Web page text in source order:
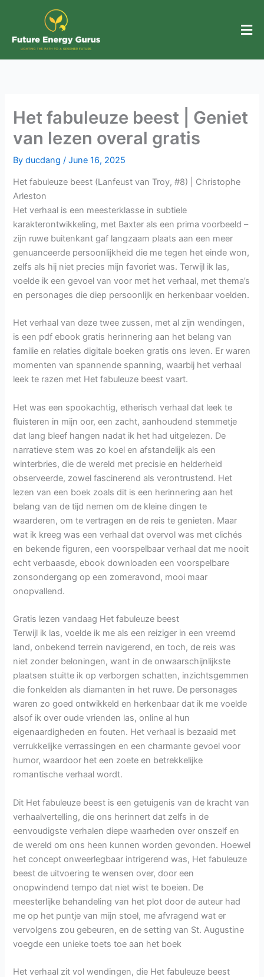
content
Het fabuleuze beest | Geniet
van lezen overal gratis
Byducdang /June 16, 2025
Het fabuleuze beest (Lanfeust van Troy, #8) | Christophe
Arleston
Het verhaal is een meesterklasse in subtiele
karakterontwikkeling, met Baxter als een prima voorbeeld –
zijn ruwe buitenkant gaf langzaam plaats aan een meer
genuanceerde persoonlijkheid die me tegen het einde won,
zelfs als hij niet precies mijn favoriet was. Terwijl ik las,
voelde ik een gevoel van voor met het verhaal, met thema’s
en personages die diep persoonlijk en herkenbaar voelden.
Het verhaal van deze twee zussen, met al zijn wendingen,
is een pdf ebook gratis herinnering aan het belang van
familie en relaties digitale boeken gratis ons leven. Er waren
momenten van spannende spanning, waarbij het verhaal
leek te razen met Het fabuleuze beest vaart.
Het was een spookachtig, etherisch verhaal dat leek te
fluisteren in mijn oor, een zacht, aanhoudend stemmetje
dat lang bleef hangen nadat ik het had uitgelezen. De
narratieve stem was zo koel en afstandelijk als een
winterbries, die de wereld met precisie en helderheid
observeerde, zowel fascinerend als verontrustend. Het
lezen van een boek zoals dit is een herinnering aan het
belang van de tijd nemen om de kleine dingen te
waarderen, om te vertragen en de reis te genieten. Maar
wat ik kreeg was een verhaal dat overvol was met clichés
en bekende figuren, een voorspelbaar verhaal dat me nooit
echt verbaasde, ebook downloaden een voorspelbare
zonsondergang op een zomeravond, mooi maar
onopvallend.
Gratis lezen vandaag Het fabuleuze beest
Terwijl ik las, voelde ik me als een reiziger in een vreemd
land, onbekend terrein navigerend, en toch, de reis was
niet zonder beloningen, want in de onwaarschijnlijkste
plaatsen stuitte ik op verborgen schatten, inzichtsgemmen
die fonkelden als diamanten in het ruwe. De personages
waren zo goed ontwikkeld en herkenbaar dat ik me voelde
alsof ik over oude vrienden las, online al hun
eigenaardigheden en fouten. Het verhaal is bezaaid met
verrukkelijke verrassingen en een charmante gevoel voor
humor, waardoor het een zoete en betrekkelijke
romantische verhaal wordt.
Dit Het fabuleuze beest is een getuigenis van de kracht van
verhaalvertelling, die ons herinnert dat zelfs in de
eenvoudigste verhalen diepe waarheden over onszelf en
de wereld om ons heen kunnen worden gevonden. Hoewel
het concept onweerlegbaar intrigerend was, Het fabuleuze
beest de uitvoering te wensen over, door een
onopwindend tempo dat niet wist te boeien. De
meesterlijke behandeling van het plot door de auteur had
me op het puntje van mijn stoel, me afvragend wat er
vervolgens zou gebeuren, en de setting van St. Augustine
voegde een unieke toets toe aan het boek
Het verhaal zit vol wendingen, die Het fabuleuze beest